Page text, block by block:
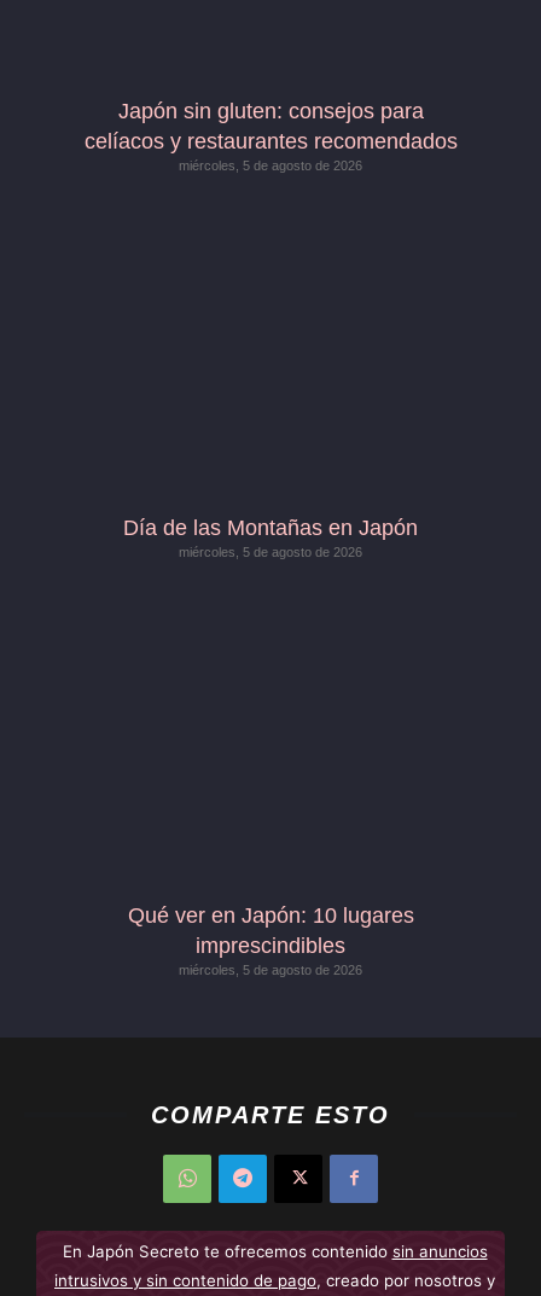
Japón sin gluten: consejos para
celíacos y restaurantes recomendados
miércoles, 5 de agosto de 2026
Día de las Montañas en Japón
miércoles, 5 de agosto de 2026
Qué ver en Japón: 10 lugares
imprescindibles
miércoles, 5 de agosto de 2026
COMPARTE ESTO
En Japón Secreto te ofrecemos contenido sin anuncios
intrusivos y sin contenido de pago, creado por nosotros y